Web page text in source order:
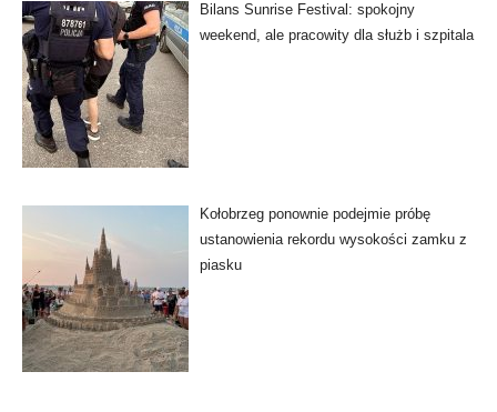
Bilans Sunrise Festival: spokojny
weekend, ale pracowity dla służb i szpitala
Kołobrzeg ponownie podejmie próbę
ustanowienia rekordu wysokości zamku z
piasku